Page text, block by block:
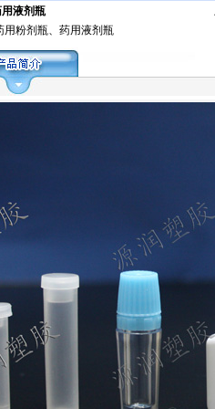
液剂瓶
用粉剂瓶、药用液剂瓶